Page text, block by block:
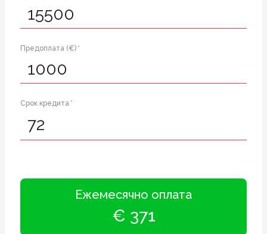
Предоплата (€) *
Срок кредита *
Ежемесячно оплата
€ 371